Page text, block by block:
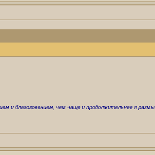
и благоговением, чем чаще и продолжительнее я